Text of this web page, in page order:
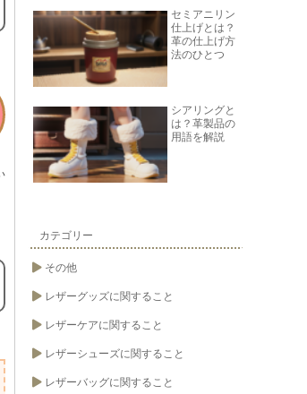
セミアニリン
仕上げとは？
革の仕上げ方
法のひとつ
シアリングと
は？革製品の
用語を解説
カテゴリー
その他
レザーグッズに関すること
レザーケアに関すること
レザーシューズに関すること
レザーバッグに関すること